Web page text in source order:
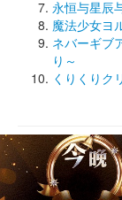
永恒与星辰
魔法少女ヨ
ネバーギブ
り～
くりくりク
© Since 2DFan
版权声明
新手